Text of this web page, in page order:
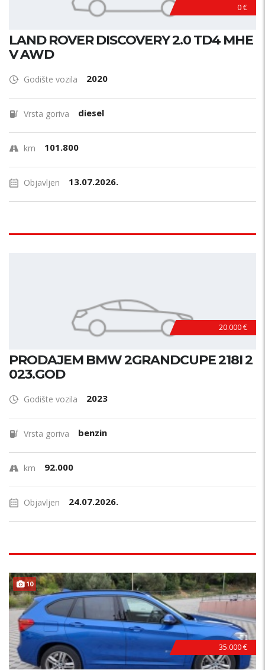
0 €
LAND ROVER DISCOVERY 2.0 TD4 MHE
V AWD
Godište vozila 2020
Vrsta goriva diesel
km 101.800
Objavljen 13.07.2026.
20.000 €
PRODAJEM BMW 2GRANDCUPE 218I 2
023.GOD
Godište vozila 2023
Vrsta goriva benzin
km 92.000
Objavljen 24.07.2026.
10 TOP STANJE !
35.000 €